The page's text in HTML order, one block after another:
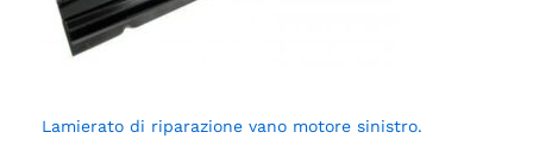
Lamierato di riparazione vano motore sinistro.